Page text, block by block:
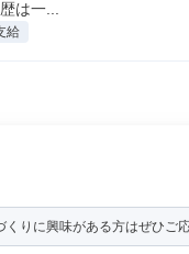
は一...
給
りに興味がある方はぜひご